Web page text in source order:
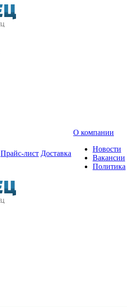
Прайс-лист Доставка
О компании
Новости
Вакансии
Политика